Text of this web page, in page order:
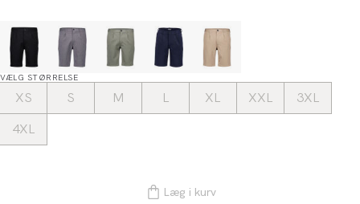
VÆLG STØRRELSE
XS S M L XL XXL
3XL
4XL
Læg i kurv